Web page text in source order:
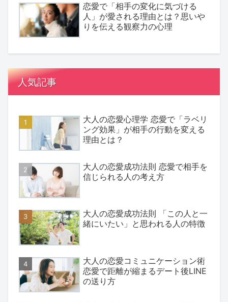
恋愛で「相手の変化に気づける
人」が愛される理由とは？思いや
りを伝える観察力の心理
人気記事
大人の恋愛心理学 恋愛で「ラベリ
ング効果」が相手の行動を変える
理由とは？
大人の恋愛成功法則 恋愛で相手を
信じられる人の考え方
大人の恋愛成功法則 「この人と一
緒にいたい」と思われる人の特徴
大人の恋愛コミュニケーション術
恋愛で距離が縮まるデート後LINE
の送り方